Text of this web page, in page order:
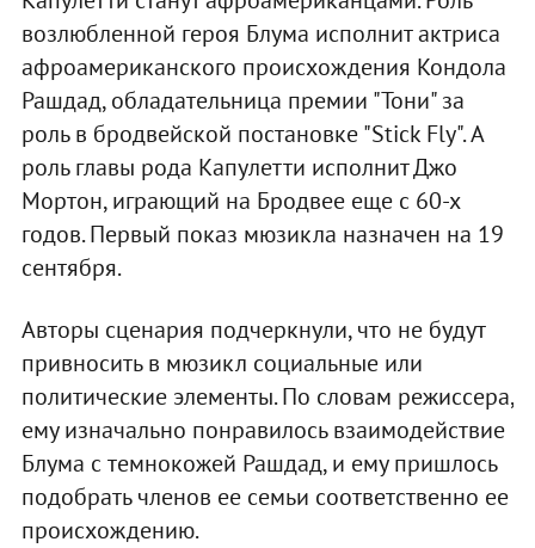
возлюбленной героя Блума исполнит актриса
афроамериканского происхождения Кондола
Рашдад, обладательница премии "Тони" за
роль в бродвейской постановке "Stick Fly". А
роль главы рода Капулетти исполнит Джо
Мортон, играющий на Бродвее еще с 60-х
годов. Первый показ мюзикла назначен на 19
сентября.
Авторы сценария подчеркнули, что не будут
привносить в мюзикл социальные или
политические элементы. По словам режиссера,
ему изначально понравилось взаимодействие
Блума с темнокожей Рашдад, и ему пришлось
подобрать членов ее семьи соответственно ее
происхождению.